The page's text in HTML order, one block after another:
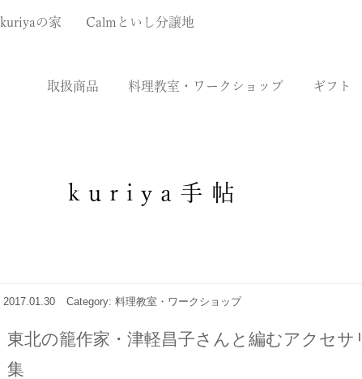
kuriyaの家 Calmといし分譲地
取扱商品 料理教室・ワークショップ ギフト
kuriya手帖
2017.01.30 Category: 料理教室・ワークショップ
東北の籠作家・津軽昌子さんと編むアク
集